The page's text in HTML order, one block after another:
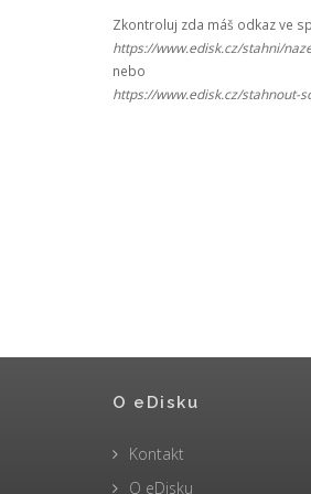
Zkontroluj zda máš odkaz ve
https://www.edisk.cz/stahni/
nebo
https://www.edisk.cz/stahnout-
O eDisku
Kontakt
O eDisku